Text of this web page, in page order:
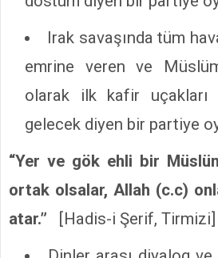
Irak savaşında tüm
emrine veren ve
olarak ilk kafir uçakları
gelecek diyen bir partiye
“Yer ve gök ehli bir
ortak olsalar, Allah (c.c)
atar.” [Hadis-i Şerif, Tirmizi]